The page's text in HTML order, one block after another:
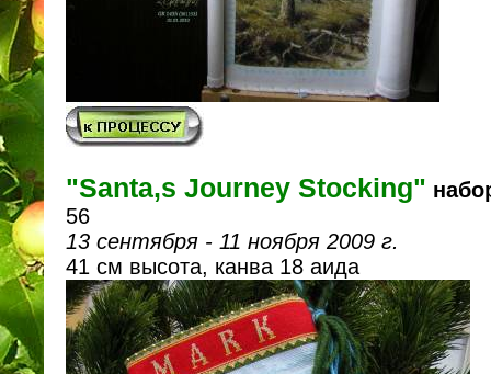
"Santa,s Journey Stocking"
56
13 сентября - 11 ноября 2009 г.
41 см высота, канва 18 аида